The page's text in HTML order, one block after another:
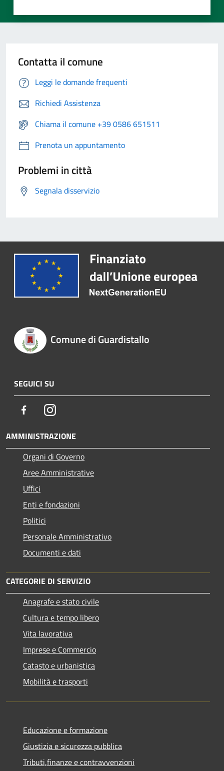
Contatta il comune
Leggi le domande frequenti
Richiedi Assistenza
Chiama il comune +39 0586 651511
Prenota un appuntamento
Problemi in città
Segnala disservizio
Comune di Guardistallo
SEGUICI SU
FacebookInstagram
AMMINISTRAZIONE
Organi di Governo
Aree Amministrative
Uffici
Enti e fondazioni
Politici
Personale Amministrativo
Documenti e dati
CATEGORIE DI SERVIZIO
Anagrafe e stato civile
Cultura e tempo libero
Vita lavorativa
Imprese e Commercio
Catasto e urbanistica
Mobilità e trasporti
Educazione e formazione
Giustizia e sicurezza pubblica
Tributi,finanze e contravvenzioni